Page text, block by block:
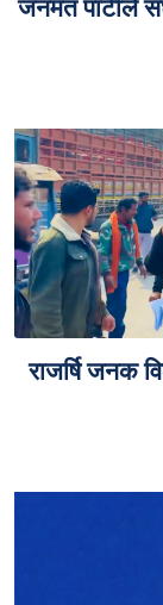
जनमत पार्टीले
राजर्षि जनक